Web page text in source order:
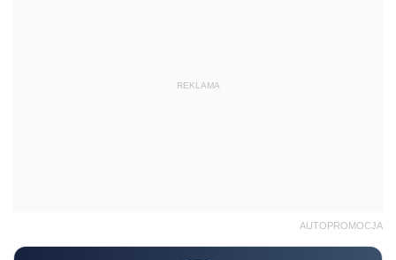
REKLAMA
AUTOPROMOCJA